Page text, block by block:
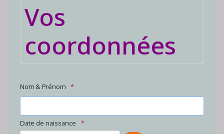
Vos
coordonnées
Nom & Prénom
Date de naissance